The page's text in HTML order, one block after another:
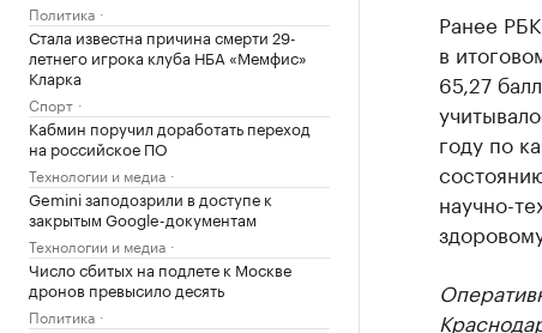
Политика
Стала известна причина смерти 29-
летнего игрока клуба НБА «Мемфис»
Кларка
Спорт
Кабмин поручил доработать переход
на российское ПО
Технологии и медиа
Gemini заподозрили в доступе к
закрытым Google-документам
Технологии и медиа
Число сбитых на подлете к Москве
дронов превысило десять
Политика
Ранее
в
65,27
году по
научно-